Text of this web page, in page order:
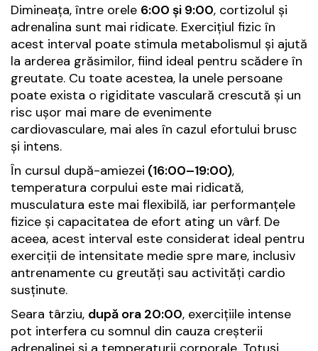
Dimineața, între orele 6:00 și 9:00, cortizolul și
adrenalina sunt mai ridicate. Exercițiul fizic în
acest interval poate stimula metabolismul și ajută
la arderea grăsimilor, fiind ideal pentru scădere în
greutate. Cu toate acestea, la unele persoane
poate exista o rigiditate vasculară crescută și un
risc ușor mai mare de evenimente
cardiovasculare, mai ales în cazul efortului brusc
și intens.
În cursul după-amiezei (16:00–19:00),
temperatura corpului este mai ridicată,
musculatura este mai flexibilă, iar performanțele
fizice și capacitatea de efort ating un vârf. De
aceea, acest interval este considerat ideal pentru
exerciții de intensitate medie spre mare, inclusiv
antrenamente cu greutăți sau activități cardio
susținute.
Seara târziu, după ora 20:00, exercițiile intense
pot interfera cu somnul din cauza creșterii